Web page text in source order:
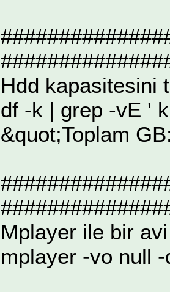
Hdd kapasitesini
df -k | grep -vE '
&quot;Toplam
Mplayer ile bir
mplayer -vo null